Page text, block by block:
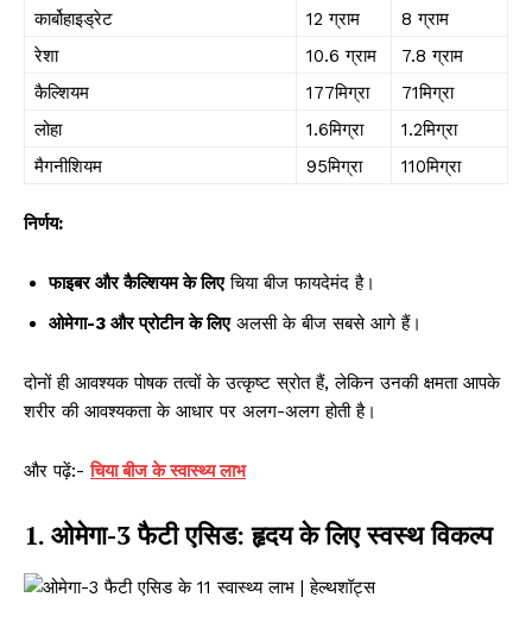
कार्बोहाइड्रेट
12 ग्राम
8 ग्राम
रेशा
10.6 ग्राम
7.8 ग्राम
कैल्शियम
177मिग्रा
71मिग्रा
लोहा
1.6मिग्रा
1.2मिग्रा
मैगनीशियम
95मिग्रा 110मिग्रा
निर्णय:
फाइबर और कैल्शियम के लिएचिया बीज फायदेमंद है।
ओमेगा-3 और प्रोटीन के लिएअलसी के बीज सबसे आगे हैं।
दोनों ही आवश्यक पोषक तत्वों के उत्कृष्ट स्रोत हैं, लेकिन उनकी क्षमता आपके
शरीर की आवश्यकता के आधार पर अलग-अलग होती है।
और पढ़ें:-चिया बीज के स्वास्थ्य लाभ
1. ओमेगा-3 फैटी एसिड: हृदय के लिए स्वस्थ विकल्प